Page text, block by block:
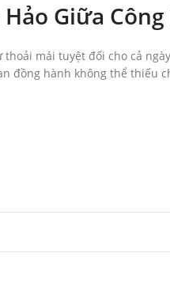
Giữa
mái tuyệt đối cho cả
đồng hành không thể thiếu